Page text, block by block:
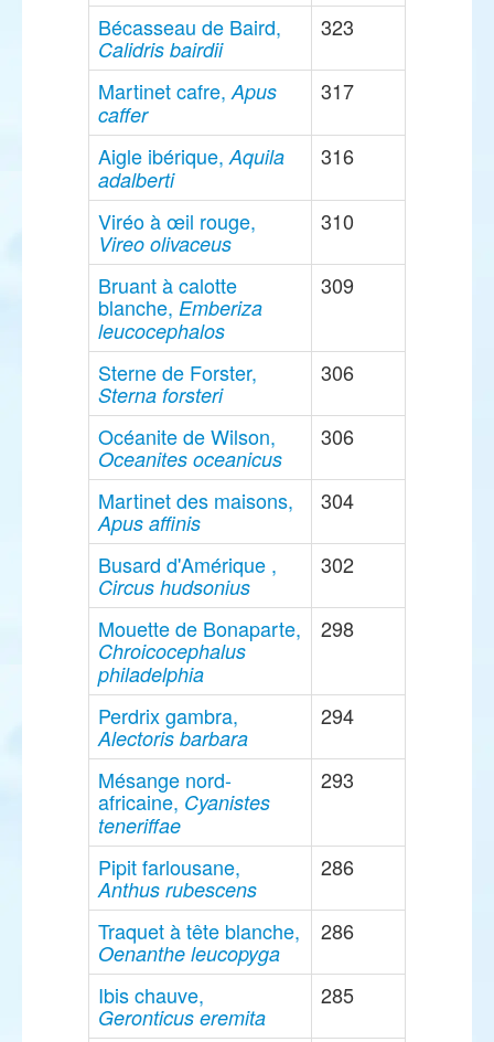
Bécasseau de Baird,
Calidris bairdii
323
Martinet cafre, Apus
caffer
317
Aigle ibérique, Aquila
adalberti
316
Viréo à œil rouge,
Vireo olivaceus
310
Bruant à calotte
blanche, Emberiza
leucocephalos
309
Sterne de Forster,
Sterna forsteri
306
Océanite de Wilson,
Oceanites oceanicus
306
Martinet des maisons,
Apus affinis
304
Busard d'Amérique ,
Circus hudsonius
302
Mouette de Bonaparte,
Chroicocephalus
philadelphia
298
Perdrix gambra,
Alectoris barbara
294
Mésange nord-
africaine, Cyanistes
teneriffae
293
Pipit farlousane,
Anthus rubescens
286
Traquet à tête blanche,
Oenanthe leucopyga
286
Ibis chauve,
Geronticus eremita
285